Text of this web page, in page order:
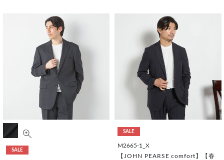
SALE
SALE
M2665-1_X
【JOHN PEARSE comfort】【春